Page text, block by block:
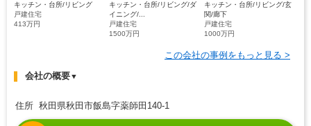
キッチン・台所/リビング
戸建住宅
413万円
キッチン・台所/リビング/ダ
イニング/...
戸建住宅
1500万円
キッチン・台所/リビング/玄
関/廊下
戸建住宅
1000万円
この会社の事例をもっと見る >
会社の概要▼
住所 秋田県秋田市飯島字薬師田140-1